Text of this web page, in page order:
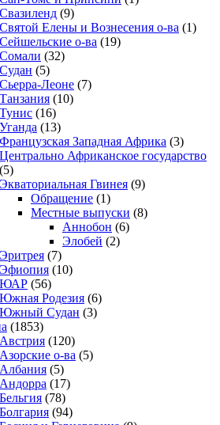
Свазиленд (9)
Святой Елены и Вознесения о-ва (1)
Сейшельские о-ва (19)
Сомали (32)
Судан (5)
Сьерра-Леоне (7)
Танзания (10)
Тунис (16)
Уганда (13)
Французская Западная Африка (3)
Центрально Африканское государство
(5)
Экваториальная Гвинея (9)
Обращение (1)
Местные выпуски (8)
Аннобон (6)
Элобей (2)
Эритрея (7)
Эфиопия (10)
ЮАР (56)
Южная Родезия (6)
Южный Судан (3)
(1853)
Австрия (120)
Азорские о-ва (5)
Албания (5)
Андорра (17)
Бельгия (78)
Болгария (94)